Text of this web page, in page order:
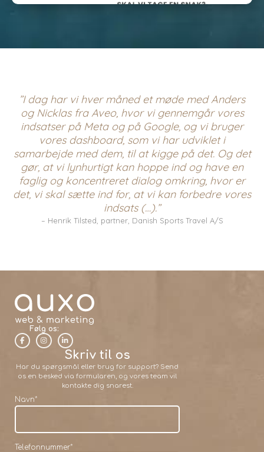
”I dag har vi hver måned et møde med Anders
og Nicklas fra Aveo, hvor vi gennemgår vores
indsatser på Meta og på Google, og vi bruger
vores dashboard, som vi har udviklet i
samarbejde med dem, til at kigge på det. Og det
gør, at vi lynhurtigt kan hoppe ind og have en
faglig og koncentreret dialog omkring, hvor er
det, vi skal sætte ind for, at vi kan forbedre vores
indsats (…).”
– Henrik Tilsted, partner, Danish Sports Travel A/S
Følg os:
Skriv til os
Har du spørgsmål eller brug for support? Send
os en besked via formularen, og vores team vil
kontakte dig snarest.
Navn*
Telefonnummer*